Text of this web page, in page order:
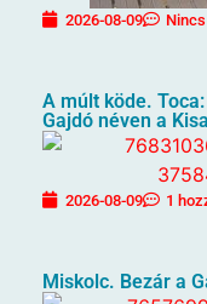
2026-08-09
A múlt köde.
Gajdó néven a
2026-08-09 1
Miskolc. Bezár a